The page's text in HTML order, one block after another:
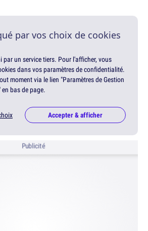
par vos choix de cookies
par un service tiers. Pour l'afficher, vous
dans vos paramètres de confidentialité.
moment via le lien "Paramètres de Gestion
bas de page.
Accepter & afficher
Publicité